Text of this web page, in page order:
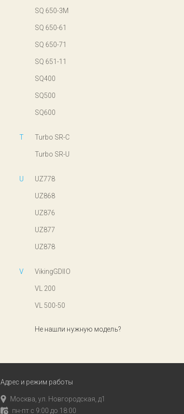
SQ 650-3M
SQ 650-61
SQ 650-71
SQ 651-11
SQ400
SQ500
SQ600
T Turbo SR-C
Turbo SR-U
U UZ778
UZ868
UZ876
UZ877
UZ878
V VikingGDllO
VL 200
VL 500-50
Не нашли нужную модель?
Адрес и режим работы
Москва, ул. Новгородская, д1
пн-пт с 9:00 до 18:00